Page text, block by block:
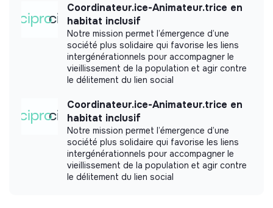
Coordinateur.ice-Animateur.trice en
habitat inclusif
Notre mission permet l’émergence d’une
société plus solidaire qui favorise les liens
intergénérationnels pour accompagner le
vieillissement de la population et agir contre
le délitement du lien social
Coordinateur.ice-Animateur.trice en
habitat inclusif
Notre mission permet l’émergence d’une
société plus solidaire qui favorise les liens
intergénérationnels pour accompagner le
vieillissement de la population et agir contre
le délitement du lien social